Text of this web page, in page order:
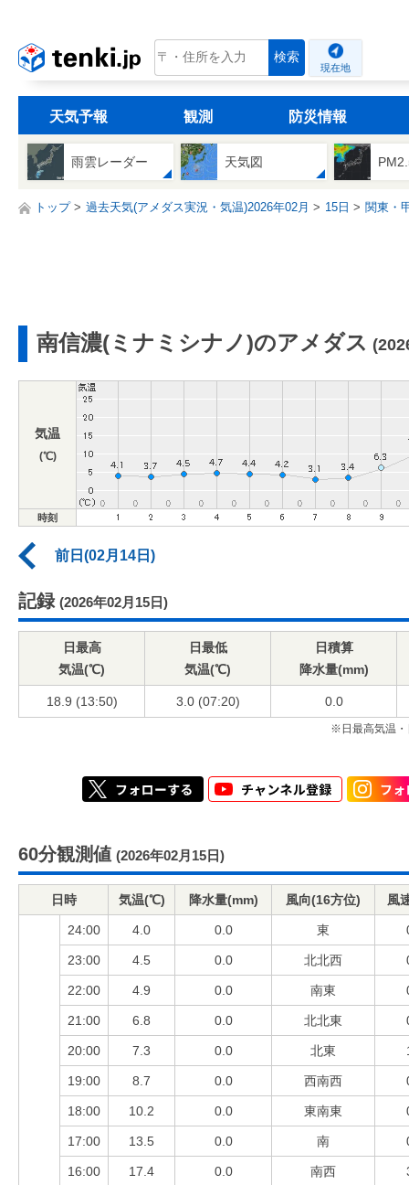
tenki.jp 検索
現在地
天気予報 観測 防災情報
雨雲レーダー 天気図
トップ 過去天気(アメダス実況・気温)2026年02月 15日 関東・
南信濃(ミナミシナノ)のアメダス
気温
(℃)
時刻
前日(02月14日)
記録 (2026年02月15日)
日最高
気温(℃)
日最低
気温(℃)
日積算
降水量(mm)
18.9 (13:50) 3.0 (07:20) 0.0
※日最高気温・
60分観測値 (2026年02月15日)
日時 気温(℃) 降水量(mm) 風向(16方位) 風
24:00 4.0 0.0 東
23:00 4.5 0.0 北北西
22:00 4.9 0.0 南東
21:00 6.8 0.0 北北東
20:00 7.3 0.0 北東
19:00 8.7 0.0 西南西
18:00 10.2 0.0 東南東
17:00 13.5 0.0 南
16:00 17.4 0.0 南西